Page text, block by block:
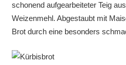
schonend aufgearbeiteter Teig
Weizenmehl. Abgestaubt mit
Brot durch eine besonders